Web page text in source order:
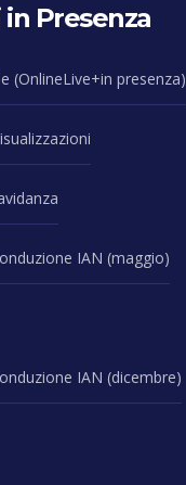
in Presenza
(OnlineLive+in presenza)
IAN (maggio)
IAN (dicembre)